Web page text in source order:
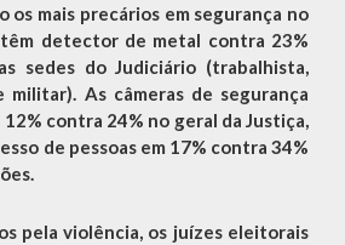
os mais precários em segurança no
têm detector de metal contra 23%
sedes do Judiciário (trabalhista,
militar). As câmeras de segurança
contra 24% no geral da Justiça,
de pessoas em 17% contra 34%
pela violência, os juízes eleitorais